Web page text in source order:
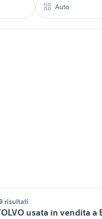
Auto
risultati
usata in vendita